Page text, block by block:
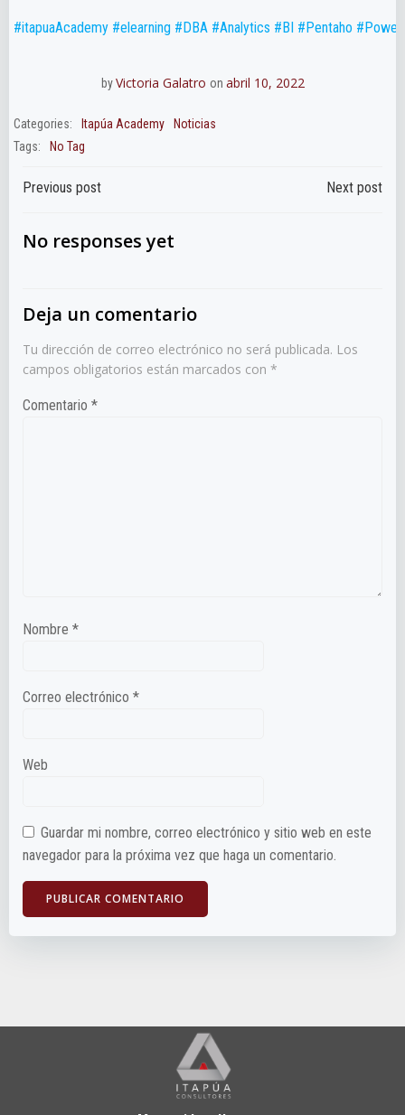
#itapuaAcademy #elearning #DBA #Analytics #BI #Pentaho
byVictoria Galatro on abril 10, 2022
Categories: Itapúa Academy
Noticias
Tags:
No Tag
Navegación
de
Previous post
Navegación
Next post
No responses yet
Deja un comentario
Tu dirección de correo electrónico no será publicada. Los
campos obligatorios están marcados con *
Comentario *
Nombre *
Correo electrónico *
Web
Guardar mi nombre, correo electrónico y sitio web en este
navegador para la próxima vez que haga un comentario.